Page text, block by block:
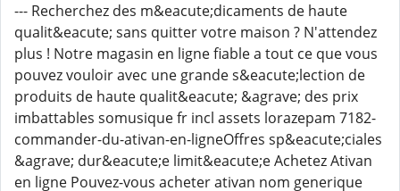
--- Recherchez des m&eacute;dicaments de haute
qualit&eacute; sans quitter votre maison ? N'attendez
plus ! Notre magasin en ligne fiable a tout ce que vous
pouvez vouloir avec une grande s&eacute;lection de
produits de haute qualit&eacute; &agrave; des prix
imbattables somusique fr incl assets lorazepam 7182-
commander-du-ativan-en-ligneOffres sp&eacute;ciales
&agrave; dur&eacute;e limit&eacute;e Achetez Ativan
en ligne Pouvez-vous acheter ativan nom generique